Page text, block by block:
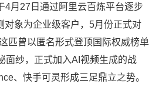
4月27日通过阿里云百炼平台逐步
对象为企业级客户，5月份正式对
匹曾以匿名形式登顶国际权威榜单
面纱，正式加入AI视频生成的战
、快手可灵形成三足鼎立之势。